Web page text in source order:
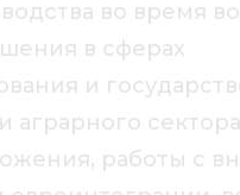
во время
в сферах
и
аграрного
работы с